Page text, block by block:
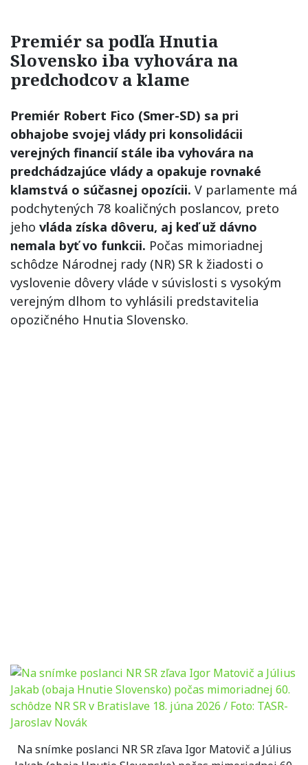
Premiér sa podľa Hnutia
Slovensko iba vyhovára na
predchodcov a klame
Premiér Robert Fico (Smer-SD) sa pri
obhajobe svojej vlády pri konsolidácii
verejných financií stále iba vyhovára na
predchádzajúce vlády a opakuje rovnaké
klamstvá o súčasnej opozícii. V parlamente má
podchytených 78 koaličných poslancov, preto
jeho vláda získa dôveru, aj keď už dávno
nemala byť vo funkcii. Počas mimoriadnej
schôdze Národnej rady (NR) SR k žiadosti o
vyslovenie dôvery vláde v súvislosti s vysokým
verejným dlhom to vyhlásili predstavitelia
opozičného Hnutia Slovensko.
Na snímke poslanci NR SR zľava Igor Matovič a Július